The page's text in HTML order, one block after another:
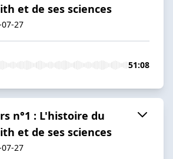
et de ses sciences
27
51:08
n°1 : L'histoire du
et de ses sciences
27